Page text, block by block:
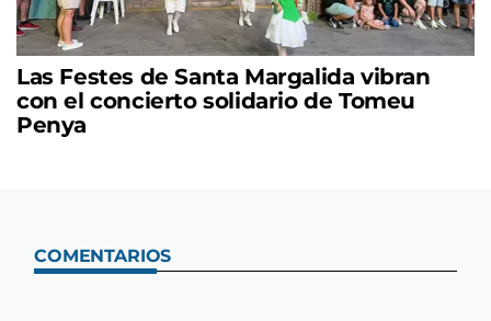
Las Festes de Santa Margalida vibran
con el concierto solidario de Tomeu
Penya
COMENTARIOS